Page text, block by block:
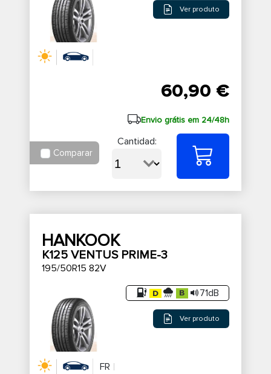
Ver produto
60,90 €
Envio grátis em 24/48h
Comparar
Cantidad:
HANKOOK
K125 VENTUS PRIME-3
195/50R15 82V
71dB
Ver produto
FR